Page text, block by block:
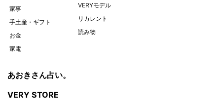
家事
手土産・ギフト
お金
家電
VERYモデル
リカレント
読み物
あおきさん占い。
VERY STORE